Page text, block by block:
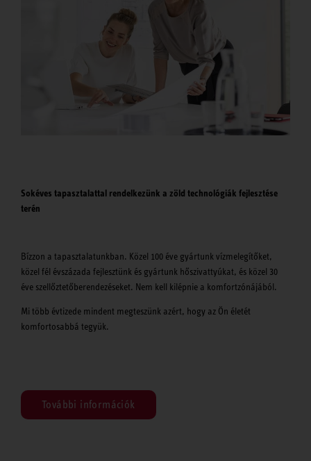
Sokéves tapasztalattal rendelkezünk a zöld technológiák fejlesztése
terén
Bízzon a tapasztalatunkban. Közel 100 éve gyártunk vízmelegítőket,
közel fél évszázada fejlesztünk és gyártunk hőszivattyúkat, és közel 30
éve szellőztetőberendezéseket. Nem kell kilépnie a komfortzónájából.
Mi több évtizede mindent megteszünk azért, hogy az Ön életét
komfortosabbá tegyük.
További információk